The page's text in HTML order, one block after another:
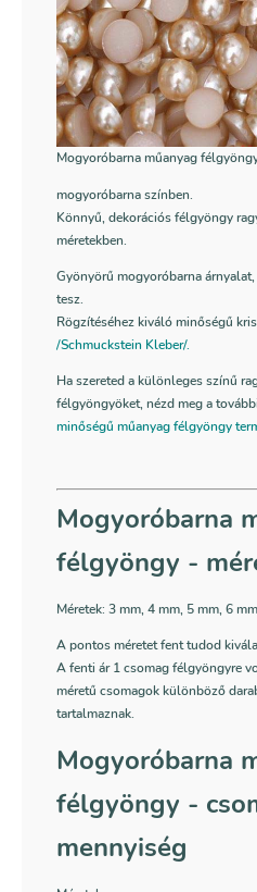
Mogyoróbarna műanyag
mogyoróbarna színben.
Könnyű, dekorációs félgyöngy
méretekben.
Gyönyörű mogyoróbarna
tesz.
Rögzítéséhez kiváló minőségű
/Schmuckstein Kleber/.
Ha szereted a különleges színű
félgyöngyöket, nézd meg a
minőségű műanyag félgyöngy
Mogyoróbarna
félgyöngy -
Méretek: 3 mm, 4 mm, 5 mm, 6
A pontos méretet fent tudod
A fenti ár 1 csomag félgyöngyre
méretű csomagok különböző
tartalmaznak.
Mogyoróbarna
félgyöngy -
mennyiség